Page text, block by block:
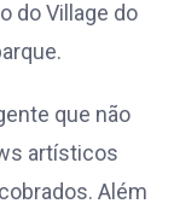
do Village do
que não
artísticos
Além